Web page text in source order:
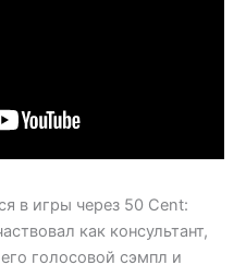
в игры через 50 Cent:
как консультант,
голосовой сэмпл и